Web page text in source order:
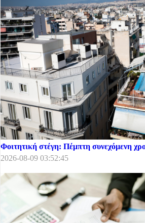
Φοιτητική στέγη: Πέμπτη συνεχόμενη
2026-08-09 03:52:45